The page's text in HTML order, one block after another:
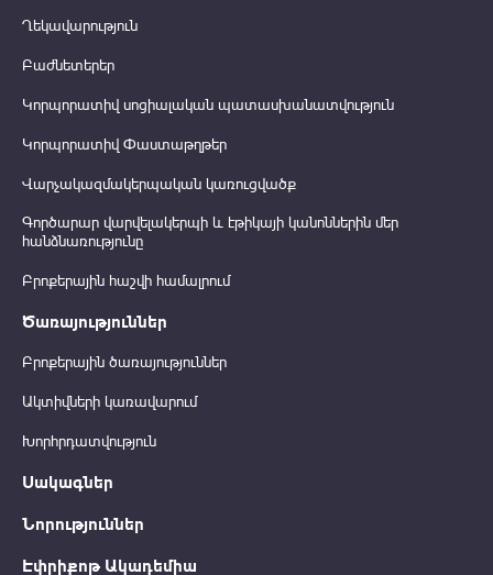
Ղեկավարություն
Բաժնետերեր
Կորպորատիվ սոցիալական պատասխանատվություն
Կորպորատիվ Փաստաթղթեր
Վարչակազմակերպական կառուցվածք
Գործարար վարվելակերպի և էթիկայի կանոններին մեր
հանձնառությունը
Բրոքերային հաշվի համալրում
Ծառայություններ
Բրոքերային ծառայություններ
Ակտիվների կառավարում
Խորհրդատվություն
Սակագներ
Նորություններ
Էփրիքոթ Ակադեմիա